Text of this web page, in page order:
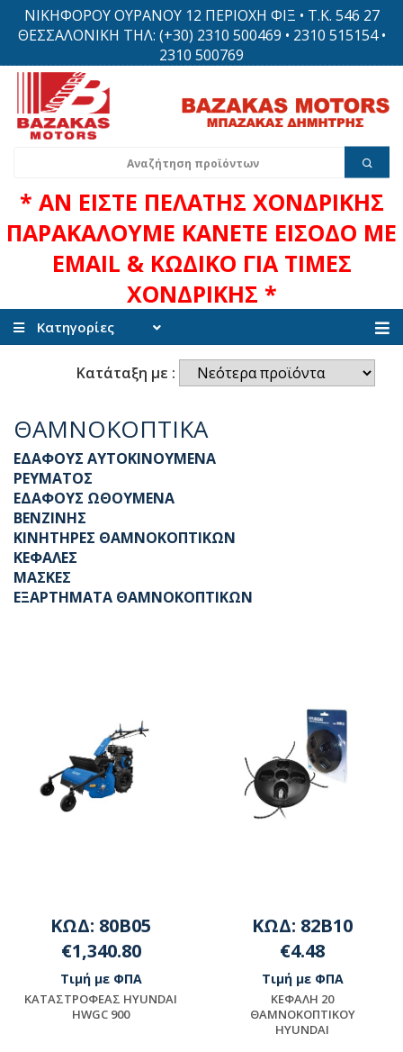
ΝΙΚΗΦΟΡΟΥ ΟΥΡΑΝΟΥ 12 ΠΕΡΙΟΧΗ ΦΙΞ • Τ.Κ. 546 27
ΘΕΣΣΑΛΟΝΙΚΗ ΤΗΛ: (+30) 2310 500469 • 2310 515154 •
2310 500769
* ΑΝ ΕΙΣΤΕ ΠΕΛΑΤΗΣ ΧΟΝΔΡΙΚΗΣ
ΠΑΡΑΚΑΛΟΥΜΕ ΚΑΝΕΤΕ ΕΙΣΟΔΟ ΜΕ
EMAIL & ΚΩΔΙΚΟ ΓΙΑ ΤΙΜΕΣ
ΧΟΝΔΡΙΚΗΣ *
Κατηγορίες
Κατάταξη με :
ΘΑΜΝΟΚΟΠΤΙΚΑ
ΕΔΑΦΟΥΣ ΑΥΤΟΚΙΝΟΥΜΕΝΑ
ΡΕΥΜΑΤΟΣ
ΕΔΑΦΟΥΣ ΩΘΟΥΜΕΝΑ
ΒΕΝΖΙΝΗΣ
ΚΙΝΗΤΗΡΕΣ ΘΑΜΝΟΚΟΠΤΙΚΩΝ
ΚΕΦΑΛΕΣ
ΜΑΣΚΕΣ
ΕΞΑΡΤΗΜΑΤΑ ΘΑΜΝΟΚΟΠΤΙΚΩΝ
ΚΩΔ: 80B05
€1,340.80
Τιμή με ΦΠΑ
ΚΑΤΑΣΤΡΟΦΕΑΣ HYUNDAI
HWGC 900
ΚΩΔ: 82B10
€4.48
Τιμή με ΦΠΑ
ΚΕΦΑΛΗ 20
ΘΑΜΝΟΚΟΠΤΙΚΟΥ
HYUNDAI